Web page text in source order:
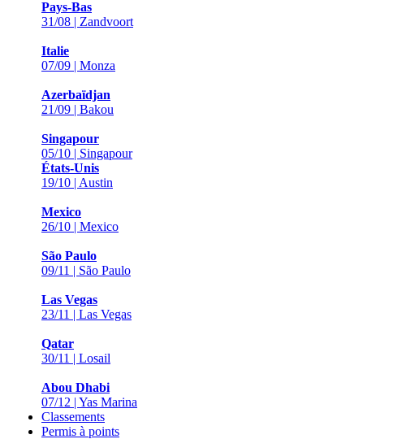
Pays-Bas
31/08 | Zandvoort
Italie
07/09 | Monza
Azerbaïdjan
21/09 | Bakou
Singapour
05/10 | Singapour
États-Unis
19/10 | Austin
Mexico
26/10 | Mexico
São Paulo
09/11 | São Paulo
Las Vegas
23/11 | Las Vegas
Qatar
30/11 | Losail
Abou Dhabi
07/12 | Yas Marina
Classements
Permis à points